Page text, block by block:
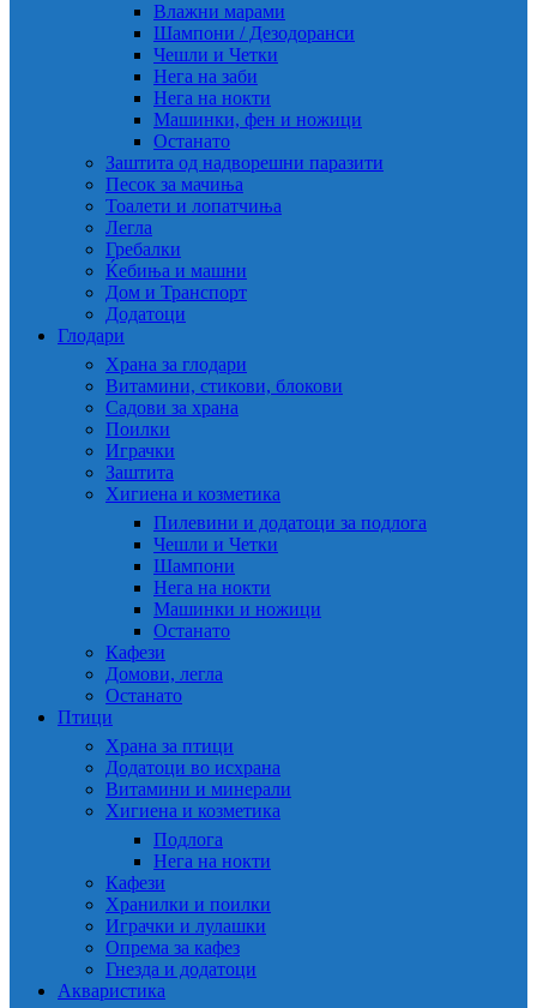
Влажни марами
Шампони / Дезодоранси
Чешли и Четки
Нега на заби
Нега на нокти
Машинки, фен и ножици
Останато
Заштита од надворешни паразити
Песок за мачиња
Тоалети и лопатчиња
Легла
Гребалки
Ќебиња и машни
Дом и Транспорт
Додатоци
Глодари
Храна за глодари
Витамини, стикови, блокови
Садови за храна
Поилки
Играчки
Заштита
Хигиена и козметика
Пилевини и додатоци за подлога
Чешли и Четки
Шампони
Нега на нокти
Машинки и ножици
Останато
Кафези
Домови, легла
Останато
Птици
Храна за птици
Додатоци во исхрана
Витамини и минерали
Хигиена и козметика
Подлога
Нега на нокти
Кафези
Хранилки и поилки
Играчки и лулашки
Опрема за кафез
Гнезда и додатоци
Акваристика